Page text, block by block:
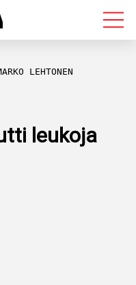
LEHTONEN
leukoja